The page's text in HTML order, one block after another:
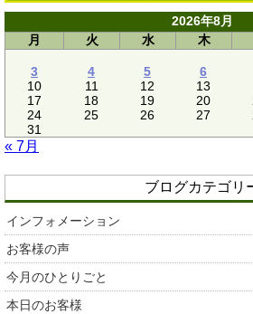
2026年8月
月
火 水 木
3
4 5 6
10
11 12 13
17
18 19 20
24
25 26 27
31
« 7月
ブログカテゴリ
インフォメーション
お客様の声
今月のひとりごと
本日のお客様